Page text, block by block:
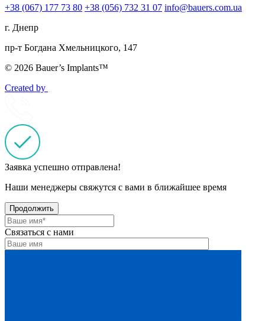
+38 (067) 177 73 80 +38 (056) 732 31 07 info@bauers.com.ua
г. Днепр
пр-т Богдана Хмельницкого, 147
© 2026 Bauer’s Implants™
Created by
Заявка успешно отправлена!
Наши менеджеры свяжутся с вами в ближайшее время
Продолжить
Связаться с нами